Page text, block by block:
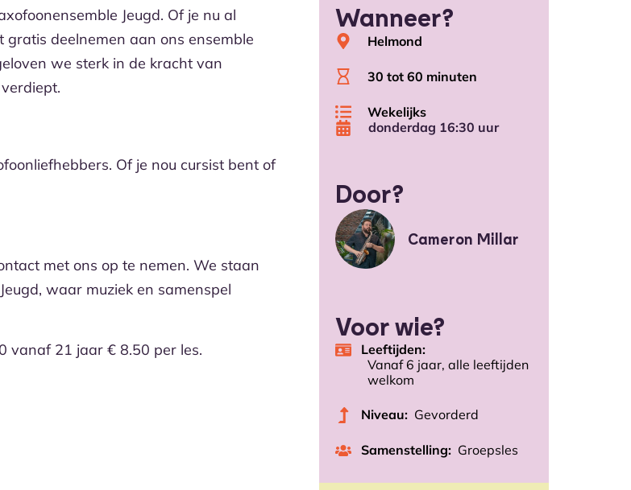
Jeugd. Of je nu al
deelnemen aan ons ensemble
we sterk in de kracht van
Of je nou cursist bent of
met ons op te nemen. We staan
waar muziek en samenspel
vanaf 21 jaar € 8.50 per les.
Wanneer?
Helmond
30 tot 60 minuten
Wekelijks
donderdag 16:30 uur
Door?
Cameron Millar
Voor wie?
Leeftijden:
Vanaf 6 jaar, alle leeftijden
welkom
Niveau: Gevorderd
Samenstelling: Groepsles